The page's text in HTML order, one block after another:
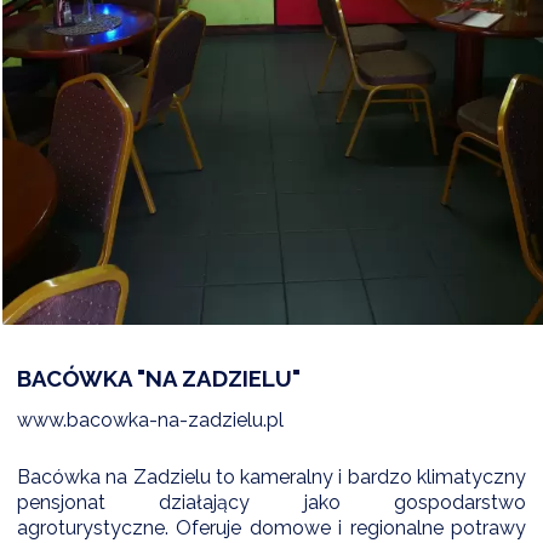
BACÓWKA "NA ZADZIELU"
www.bacowka-na-zadzielu.pl
Bacówka na Zadzielu to kameralny i bardzo klimatyczny
pensjonat działający jako gospodarstwo
agroturystyczne. Oferuje domowe i regionalne potrawy